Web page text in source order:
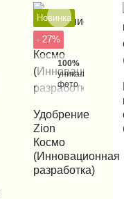
Новинка
- 27%
100%
уникальные
фото
КУПИТЬ В 1 КЛИК
Удобрение
Zion
Космо
(Инновационная
разработка)